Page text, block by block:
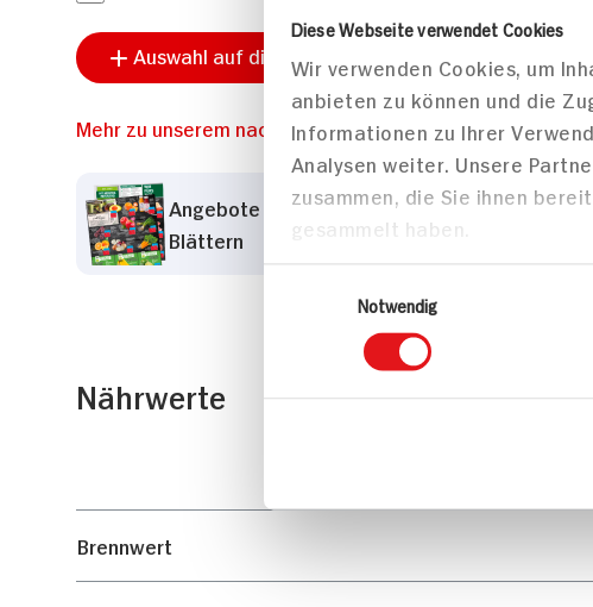
Diese Webseite verwendet Cookies
Wir verwenden Cookies, um
anbieten zu können und die
Informationen zu Ihrer
Analysen weiter. Unsere
zusammen, die Sie ihnen
gesammelt haben.
Notwendig
Auswahl auf die Einkaufsliste setzen
Mehr zu unserem nachhaltigem Sortiment
Angebote der Woche zum
Blättern
Nährwerte
Brennwert